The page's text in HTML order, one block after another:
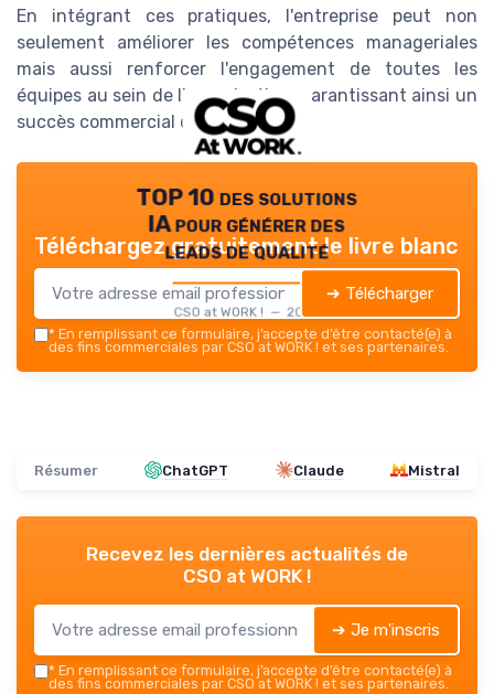
En intégrant ces pratiques, l'entreprise peut non
seulement améliorer les compétences manageriales
mais aussi renforcer l'engagement de toutes les
équipes au sein de l'organisation, garantissant ainsi un
succès commercial durable.
TOP 10 des solutions
IA pour générer des
leads de qualité
CSO at WORK ! — 2026
Téléchargez gratuitement le livre blanc
➔ Télécharger
* En remplissant ce formulaire, j’accepte d’être contacté(e) à
des fins commerciales par CSO at WORK ! et ses partenaires.
Résumer ChatGPT Claude Mistral
Recevez les dernières actualités de
CSO at WORK !
➔ Je m'inscris
* En remplissant ce formulaire, j’accepte d’être contacté(e) à
des fins commerciales par CSO at WORK ! et ses partenaires.